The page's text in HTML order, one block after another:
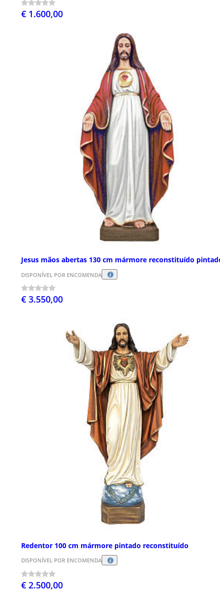
€ 1.600,00
Jesus mãos abertas 130 cm mármore reconstituído
DISPONÍVEL POR ENCOMENDA
€ 3.550,00
Redentor 100 cm mármore pintado reconstituído
DISPONÍVEL POR ENCOMENDA
€ 2.500,00